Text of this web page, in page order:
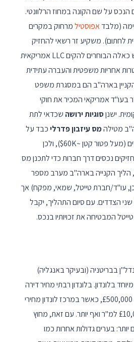
הנכס על שם הקונה במחוז הרלוונטי.
(מלבדאפוסטילמרחוק במקרים
לחתום). משקיע זר רשאי להחזיק
נכסים על שמו, אך יש כאלה הבוחרים להקים LLC אמריקאית
אחריות משפטית והעברה עתידית
בארה"ב הם במסגרת משפט
בעו"ד אמריקאי המכיר את חוקי
ישנןסוגיות ירושה שכדאי לתת
מטילהמס עיזבון פדרליכבד על
נכסים של אזרחים זרים (מעל פטור קטן ~$60K), ולכן
נכסים דרך חברות כדי לתכנן מס
הליך הקנייה בארה"ב מערב מספר
עו"ד/חברת טייטל, שמאי, מפקח) אך
שני הצדדים. עם סיום התהליך, יקבל
המבטיחה את זכויותיו בנכס.
בבריטניה (ובעיקר באנגליה)
בלונדון. בלונדון רבתי מחיר דירה
ממוצעת חצה את רף £500,000, כאשר במרכז לונדון מחירי
דירות מגיעים לכ-£10,000 למ"ר ואף יותר. עם זאת, מחוץ
יותר: בערים גדולות אחרות כמו